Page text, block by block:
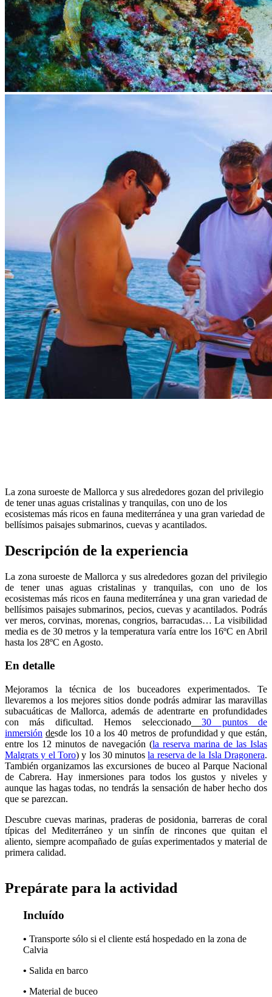
La zona suroeste de Mallorca y sus alrededores gozan del privilegio
de tener unas aguas cristalinas y tranquilas, con uno de los
ecosistemas más ricos en fauna mediterránea y una gran variedad de
bellísimos paisajes submarinos, cuevas y acantilados.
Descripción de la experiencia
La zona suroeste de Mallorca y sus alrededores gozan del privilegio
de tener unas aguas cristalinas y tranquilas, con uno de los
ecosistemas más ricos en fauna mediterránea y una gran variedad de
bellísimos paisajes submarinos, pecios, cuevas y acantilados. Podrás
ver meros, corvinas, morenas, congrios, barracudas… La visibilidad
media es de 30 metros y la temperatura varía entre los 16ºC en Abril
hasta los 28ºC en Agosto.
En detalle
Mejoramos la técnica de los buceadores experimentados. Te
llevaremos a los mejores sitios donde podrás admirar las maravillas
subacuáticas de Mallorca, además de adentrarte en profundidades
con más dificultad.
Hemos seleccionado
30 puntos de
inmersión desde los 10 a los 40 metros de profundidad y que están,
entre los 12 minutos de navegación (la reserva marina de las Islas
Malgrats y el Toro) y los 30 minutosla reserva de la Isla Dragonera.
También organizamos las excursiones de buceo al Parque Nacional
de Cabrera. Hay inmersiones para todos los gustos y niveles y
aunque las hagas todas, no tendrás la sensación de haber hecho dos
que se parezcan.
Descubre cuevas marinas, praderas de posidonia, barreras de coral
típicas del Mediterráneo y un sinfín de rincones que quitan el
aliento, siempre acompañado de guías experimentados y material de
primera calidad.
Prepárate para la actividad
Incluído
• Transporte sólo si el cliente está hospedado en la zona de
Calvia
• Salida en barco
• Material de buceo